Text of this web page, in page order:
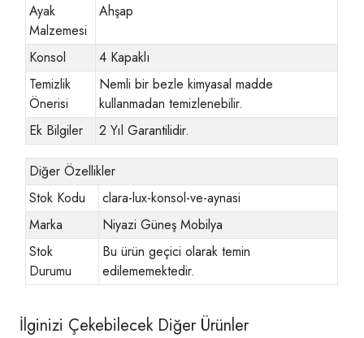
Ayak
Malzemesi
Ahşap
Konsol
4 Kapaklı
Temizlik
Önerisi
Nemli bir bezle kimyasal madde
kullanmadan temizlenebilir.
Ek Bilgiler
2 Yıl Garantilidir.
Diğer Özellikler
Stok Kodu
clara-lux-konsol-ve-aynasi
Marka
Niyazi Güneş Mobilya
Stok
Durumu
Bu ürün geçici olarak temin
edilememektedir.
İlginizi Çekebilecek Diğer Ürünler